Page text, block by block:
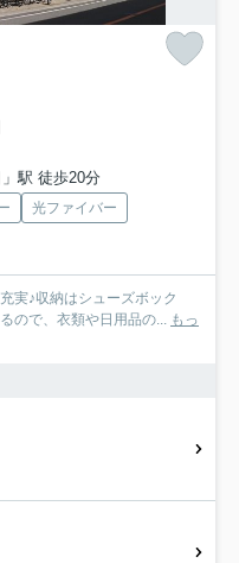
駅 徒歩20分
光ファイバー
実♪収納はシューズボック
ので、衣類や日用品の...
もっ